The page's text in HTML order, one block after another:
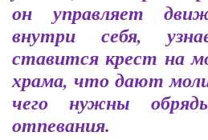
он управляет
внутри себя,
ставится крест на
храма, что дают
чего нужны
отпевания.